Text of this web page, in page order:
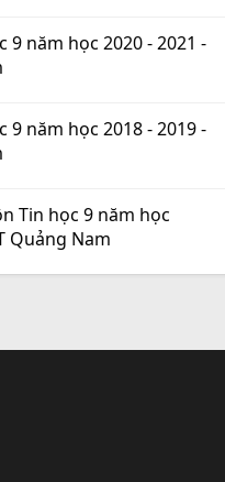
9 năm học 2020 - 2021 -
9 năm học 2018 - 2019 -
Tin học 9 năm học
Quảng Nam